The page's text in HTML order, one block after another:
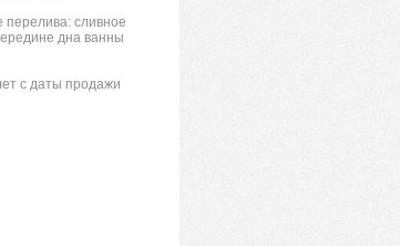
перелива: сливное
дна ванны
с даты продажи